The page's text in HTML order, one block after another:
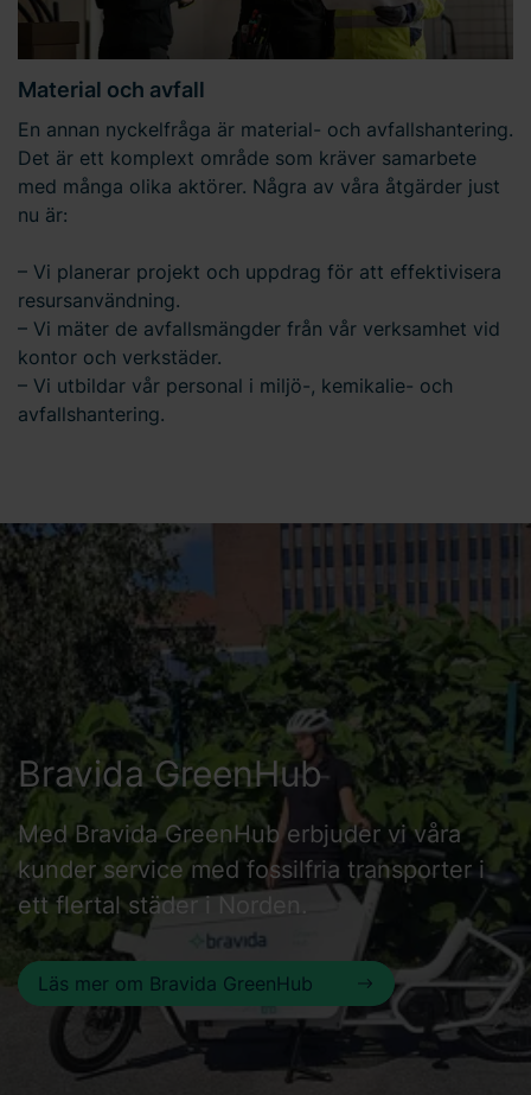
Material och avfall
En annan nyckelfråga är material- och avfallshantering.
Det är ett komplext område som kräver samarbete
med många olika aktörer. Några av våra åtgärder just
nu är:
– Vi planerar projekt och uppdrag för att effektivisera
resursanvändning.
– Vi mäter de avfallsmängder från vår verksamhet vid
kontor och verkstäder.
– Vi utbildar vår personal i miljö-, kemikalie- och
avfallshantering.
Bravida GreenHub
Med Bravida GreenHub erbjuder vi våra
kunder service med fossilfria transporter i
ett flertal städer i Norden.
Läs mer om Bravida GreenHub